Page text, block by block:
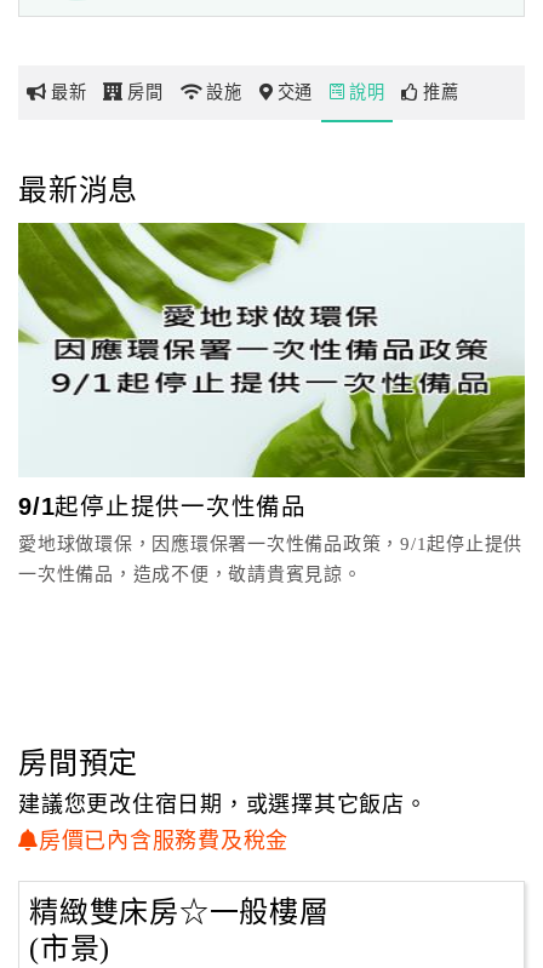
玩
玩
樂
地
顧
客
顧
滿
意
管
員
帳
戶
氛圍優雅的和平公園，吸引雙雙儷人來此拍攝婚紗；
渡輪碼頭，
來到福容可欣賞高雄摩天大樓林立的現代都市風貌，
也可眺望高雄海港體驗大船入港的震撼，白天、夜晚各具不
同的風貌。
最新 房間 設施 交通 說明 推薦
最新消息
9/1起停止提供一次性備品
愛地球做環保，因應環保署一次性備品政策，9/1起停止提供
一次性備品，造成不便，敬請貴賓見諒。
房間預定
建議您更改住宿日期，或選擇其它飯店。
房價已內含服務費及稅金
精緻雙床房☆一般樓層
(市景)